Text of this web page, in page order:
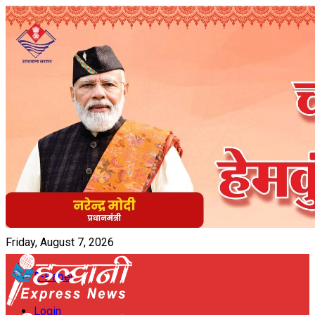
Friday, August 7, 2026
E-Paper
Login